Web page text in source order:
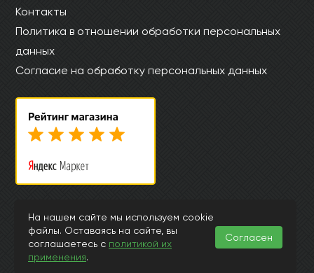
Контакты
Политика в отношении обработки персональных
данных
Согласие на обработку персональных данных
© Интернет магазин laminat-aquafloor.ru 2015-2026
Информация, представленная на страницах данного сайта, носит
исключительно ознакомительный характер и ни при каких
обстоятельствах и условиях не может считаться публичной офертой,
подпадающей под положения ст.435 и 437 Гражданского Кодекса РФ.
На нашем сайте мы используем cookie
файлы. Оставаясь на сайте, вы
соглашаетесь с политикой их
применения.
Согласен